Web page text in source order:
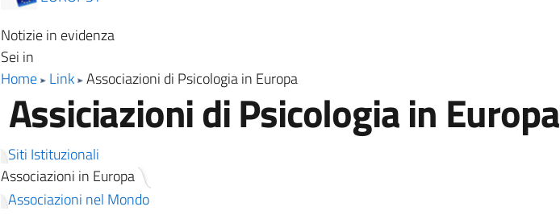
Notizie in evidenza
Sei in
Home Link Associazioni di Psicologia in Europa
Assiciazioni di Psicologia in Europa
Siti Istituzionali
Associazioni in Europa
Associazioni nel Mondo